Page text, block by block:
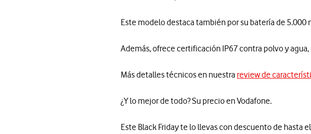
Este modelo destaca también por su batería de 5.000
Además, ofrece certificación IP67 contra polvo y
Más detalles técnicos en nuestra review de
¿Y lo mejor de todo? Su precio en Vodafone.
Este Black Friday te lo llevas con descuento de